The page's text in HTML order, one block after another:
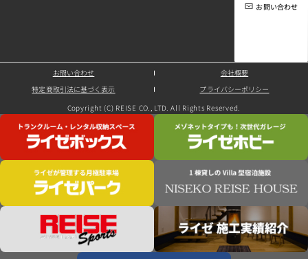
お問い合わせ
お問い合わせ 会社概要
特定商取引法に基づく表示 プライバシーポリシー
Copyright (C) REISE CO., LTD. All Rights Reserved.